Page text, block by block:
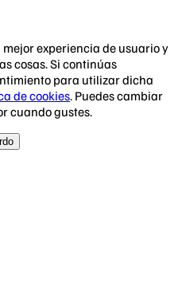
experiencia de usuario y
cosas. Si continúas
para utilizar dicha
de cookies. Puedes cambiar
cuando gustes.